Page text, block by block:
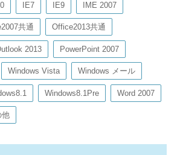
IE7 IE9 IME 2007
共通 Office2013共通
2013 PowerPoint 2007
Windows Vista Windows メール
Windows8.1Pre Word 2007
他